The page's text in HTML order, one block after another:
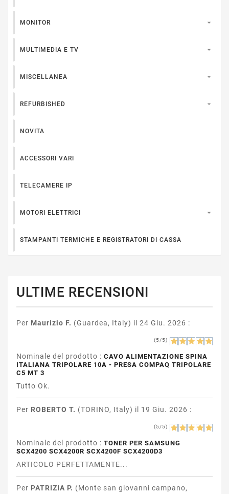
MONITOR 
MULTIMEDIA E TV 
MISCELLANEA 
REFURBISHED 
NOVITA
ACCESSORI VARI
TELECAMERE IP
MOTORI ELETTRICI 
STAMPANTI TERMICHE E REGISTRATORI DI CASSA
ULTIME RECENSIONI
Per Maurizio F. (Guardea, Italy) il 24 Giu. 2026 :
(5/5)
Nominale del prodotto : CAVO ALIMENTAZIONE SPINA
ITALIANA TRIPOLARE 10A - PRESA COMPAQ TRIPOLARE
C5 MT 3
Tutto Ok.
Per ROBERTO T. (TORINO, Italy) il 19 Giu. 2026 :
(5/5)
Nominale del prodotto : TONER PER SAMSUNG
SCX4200 SCX4200R SCX4200F SCX4200D3
ARTICOLO PERFETTAMENTE...
Per PATRIZIA P. (Monte san giovanni campano,